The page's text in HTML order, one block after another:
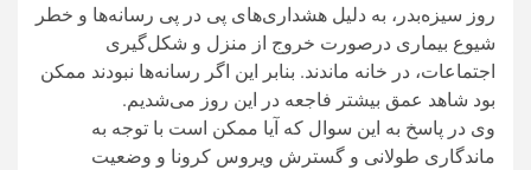
روز سیزه‌بدر، به دلیل هشداری‌های پی در پی رسانه‌ها و خطر
شیوع بیماری درصورت خروج از منزل و شکل‌گیری
اجتماعات، در خانه ماندند. بنابر این اگر رسانه‌ها نبودند ممکن
بود شاهد عمق بیشتر فاجعه در این روز می‌شدیم.
وی در پاسخ به این سوال که آیا ممکن است با توجه به
ماندگاری طولانی و گسترش ویروس کرونا و وضعیت